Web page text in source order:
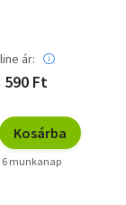
ár:
590 Ft
Kosárba
6 munkanap